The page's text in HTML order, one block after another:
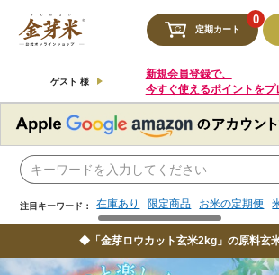
定期カート
0
ゲスト 様
新規会員登録で、
今すぐ使えるポイントをプ
注目キーワード： 在庫あり 限定商品 お米の定期便
注目キーワード： 限定商品 お米の定期便
◆「金芽ロウカット玄米2kg」の原料玄